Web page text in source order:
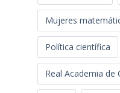
Mujeres
Política científica
Real Academia de